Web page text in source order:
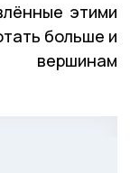
этими
больше и